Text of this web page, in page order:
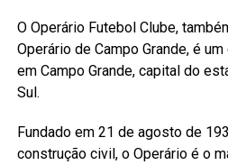
O Operário Futebol Clube,
Operário de Campo Grande, é
em Campo Grande, capital do
Sul.
Fundado em 21 de agosto de
construção civil, o Operário é o